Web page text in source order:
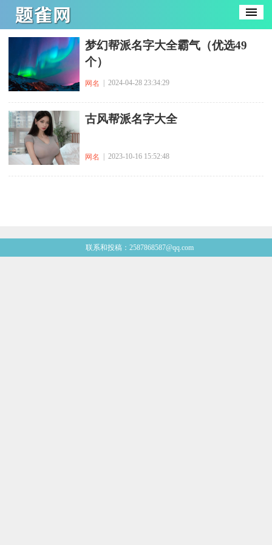
​梦幻帮派名字大全霸气（优选49
个）
网名 | 2024-04-28 23:34:29
​古风帮派名字大全
网名 | 2023-10-16 15:52:48
联系和投稿：2587868587@qq.com